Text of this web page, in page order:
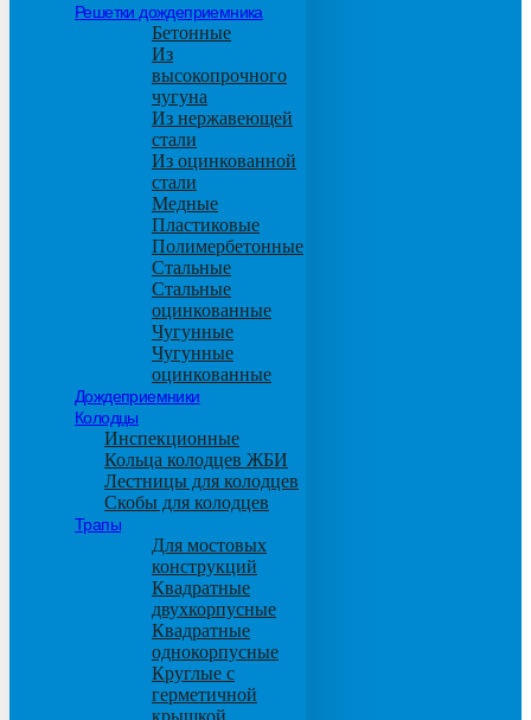
Решетки дождеприемника
Бетонные
Из
высокопрочного
чугуна
Из нержавеющей
стали
Из оцинкованной
стали
Медные
Пластиковые
Полимербетонные
Стальные
Стальные
оцинкованные
Чугунные
Чугунные
оцинкованные
Дождеприемники
Колодцы
Инспекционные
Кольца колодцев ЖБИ
Лестницы для колодцев
Скобы для колодцев
Трапы
Для мостовых
конструкций
Квадратные
двухкорпусные
Квадратные
однокорпусные
Круглые с
герметичной
крышкой